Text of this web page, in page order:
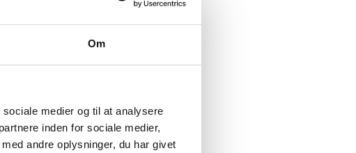
Om
medier og til at analysere
inden for sociale medier,
andre oplysninger, du har givet
situation.